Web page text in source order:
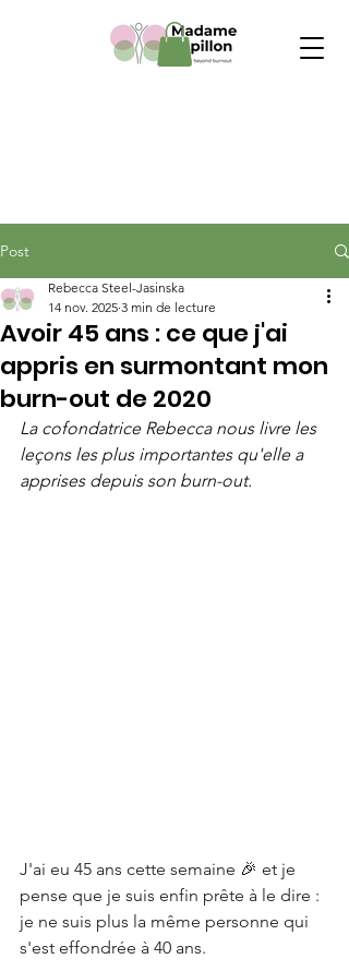
Post
Avoir 45 ans : ce que j'ai
appris en surmontant mon
burn-out de 2020
Rebecca Steel-Jasinska
14 nov. 2025 3 min de lecture
La cofondatrice Rebecca nous livre les
leçons les plus importantes qu'elle a
apprises depuis son burn-out.
J'ai eu 45 ans cette semaine 🎉 et je
pense que je suis enfin prête à le dire :
je ne suis plus la même personne qui
s'est effondrée à 40 ans.